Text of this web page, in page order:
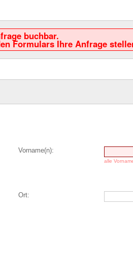
buchbar.
Formulars Ihre Anfrage
Vorname(n):
alle
Ort: